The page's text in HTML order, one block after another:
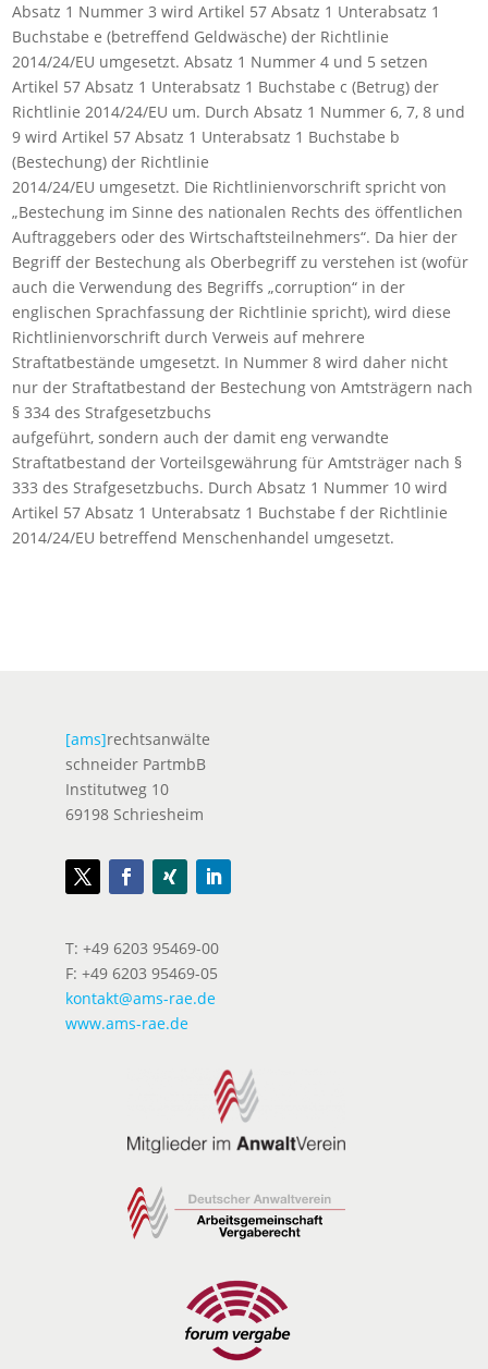
Absatz 1 Nummer 3 wird Artikel 57 Absatz 1 Unterabsatz 1
Buchstabe e (betreffend Geldwäsche) der Richtlinie
2014/24/EU umgesetzt. Absatz 1 Nummer 4 und 5 setzen
Artikel 57 Absatz 1 Unterabsatz 1 Buchstabe c (Betrug) der
Richtlinie 2014/24/EU um. Durch Absatz 1 Nummer 6, 7, 8 und
9 wird Artikel 57 Absatz 1 Unterabsatz 1 Buchstabe b
(Bestechung) der Richtlinie
2014/24/EU umgesetzt. Die Richtlinienvorschrift spricht von
„Bestechung im Sinne des nationalen Rechts des öffentlichen
Auftraggebers oder des Wirtschaftsteilnehmers“. Da hier der
Begriff der Bestechung als Oberbegriff zu verstehen ist (wofür
auch die Verwendung des Begriffs „corruption“ in der
englischen Sprachfassung der Richtlinie spricht), wird diese
Richtlinienvorschrift durch Verweis auf mehrere
Straftatbestände umgesetzt. In Nummer 8 wird daher nicht
nur der Straftatbestand der Bestechung von Amtsträgern nach
§ 334 des Strafgesetzbuchs
aufgeführt, sondern auch der damit eng verwandte
Straftatbestand der Vorteilsgewährung für Amtsträger nach §
333 des Strafgesetzbuchs. Durch Absatz 1 Nummer 10 wird
Artikel 57 Absatz 1 Unterabsatz 1 Buchstabe f der Richtlinie
2014/24/EU betreffend Menschenhandel umgesetzt.
[ams]rechtsanwälte
schneider PartmbB
Institutweg 10
69198 Schriesheim
T: +49 6203 95469-00
F: +49 6203 95469-05
kontakt@ams-rae.de
www.ams-rae.de